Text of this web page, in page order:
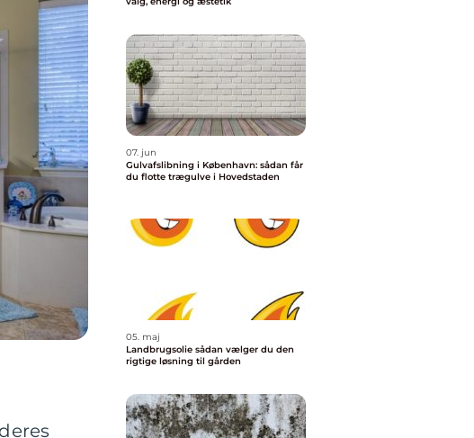
07. jun
Gulvafslibning i København: sådan får
du flotte trægulve i Hovedstaden
05. maj
Landbrugsolie sådan vælger du den
rigtige løsning til gården